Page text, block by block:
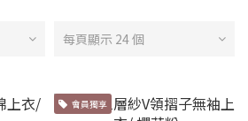
每頁顯示 24 個
會員獨享